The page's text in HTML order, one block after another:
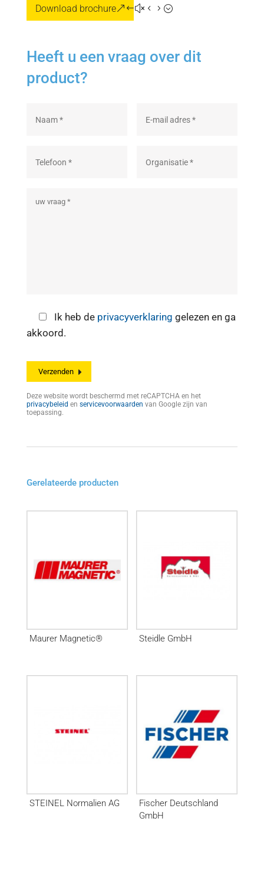
Download brochure
Heeft u een vraag over dit
product?
Ik heb de privacyverklaring gelezen en ga
akkoord.
Deze website wordt beschermd met reCAPTCHA en het
privacybeleid en servicevoorwaarden van Google zijn van
toepassing.
Gerelateerde producten
Maurer Magnetic® Steidle GmbH
STEINEL Normalien AG
Fischer Deutschland
GmbH